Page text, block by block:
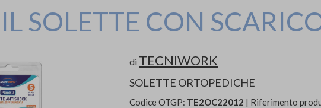
SOLETTE CON
di TECNIWORK
SOLETTE ORTOPEDICHE
Codice OTGP: TE2OC22012 | Riferimento